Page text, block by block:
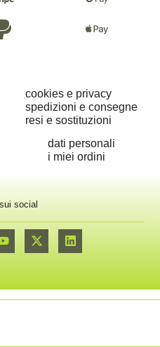
cookies e privacy
spedizioni e consegne
resi e sostituzioni
dati personali
i miei ordini
social